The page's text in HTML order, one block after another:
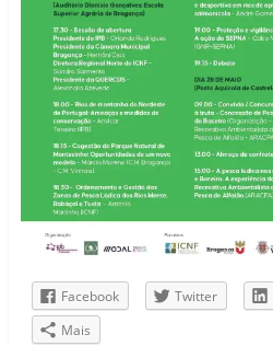
Facebook Twitter
Mais